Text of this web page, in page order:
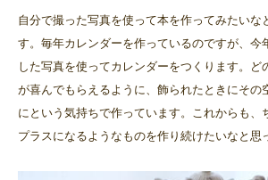
自分で撮った写真を使って本を作ってみたいな
す。毎年カレンダーを作っているのですが、今
した写真を使ってカレンダーをつくります。ど
が喜んでもらえるように、飾られたときにその
にという気持ちで作っています。これからも、
プラスになるようなものを作り続けたいなと思